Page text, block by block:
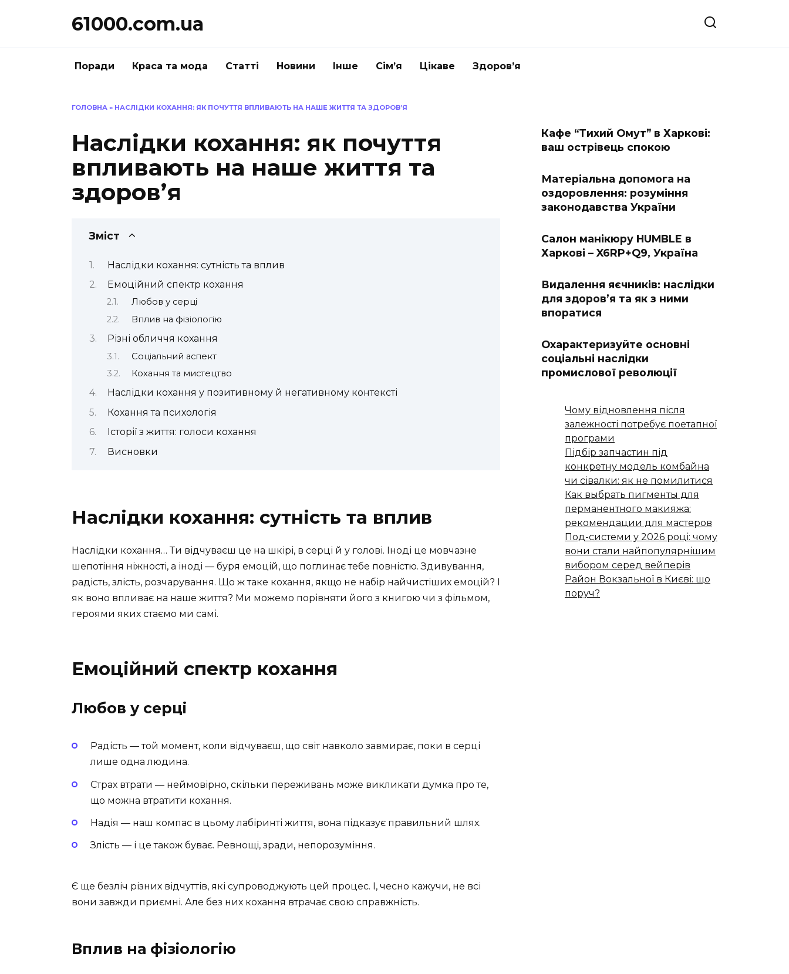
61000.com.ua
Поради Краса та мода Статті Новини Інше Сім’я Цікаве Здоров’я
ГОЛОВНА » НАСЛІДКИ КОХАННЯ: ЯК ПОЧУТТЯ ВПЛИВАЮТЬ НА НАШЕ ЖИТТЯ ТА ЗДОРОВ’Я
Наслідки кохання: як почуття
впливають на наше життя та
здоров’я
Зміст
Наслідки кохання: сутність та вплив
Емоційний спектр кохання
Любов у серці
Вплив на фізіологію
Різні обличчя кохання
Соціальний аспект
Кохання та мистецтво
Наслідки кохання у позитивному й негативному контексті
Кохання та психологія
Історії з життя: голоси кохання
Висновки
Наслідки кохання: сутність та вплив
Наслідки кохання… Ти відчуваєш це на шкірі, в серці й у голові. Іноді це мовчазне
шепотіння ніжності, а іноді — буря емоцій, що поглинає тебе повністю. Здивування,
радість, злість, розчарування. Що ж таке кохання, якщо не набір найчистіших емоцій? І
як воно впливає на наше життя? Ми можемо порівняти його з книгою чи з фільмом,
героями яких стаємо ми самі.
Емоційний спектр кохання
Любов у серці
Радість — той момент, коли відчуваєш, що світ навколо завмирає, поки в серці
лише одна людина.
Страх втрати — неймовірно, скільки переживань може викликати думка про те,
що можна втратити кохання.
Надія — наш компас в цьому лабіринті життя, вона підказує правильний шлях.
Злість — і це також буває. Ревнощі, зради, непорозуміння.
Є ще безліч різних відчуттів, які супроводжують цей процес. І, чесно кажучи, не всі
вони завжди приємні. Але без них кохання втрачає свою справжність.
Вплив на фізіологію
Кафе “Тихий Омут” в Харкові:
ваш острівець спокою
Матеріальна допомога на
оздоровлення: розуміння
законодавства України
Салон манікюру HUMBLE в
Харкові – X6RP+Q9, Україна
Видалення яєчників: наслідки
для здоров’я та як з ними
впоратися
Охарактеризуйте основні
соціальні наслідки
промислової революції
Чому відновлення після
залежності потребує поетапної
програми
Підбір запчастин під
конкретну модель комбайна
чи сівалки: як не помилитися
Как выбрать пигменты для
перманентного макияжа:
рекомендации для мастеров
Под-системи у 2026 році: чому
вони стали найпопулярнішим
вибором серед вейперів
Район Вокзальної в Києві: що
поруч?